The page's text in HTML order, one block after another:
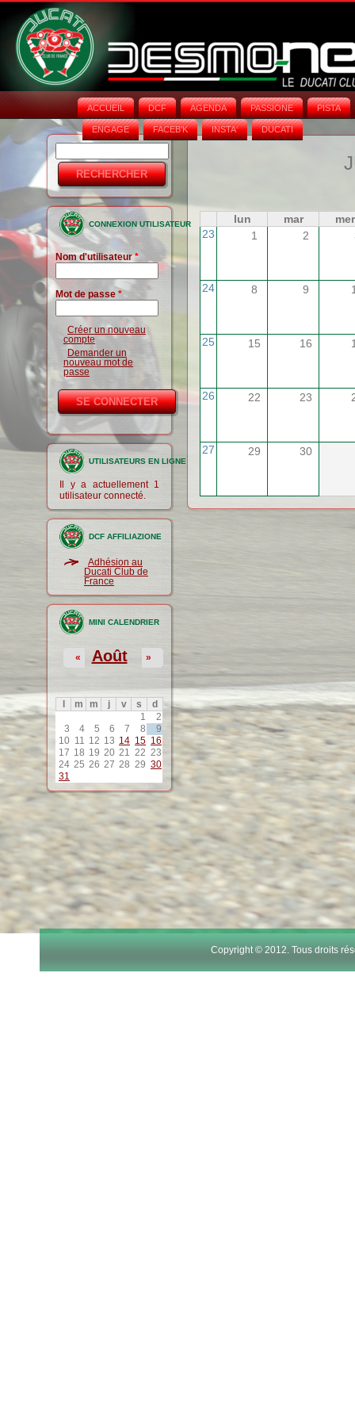
ACCUEIL DCF AGENDA PASSIONE PISTA
ENGAGE FACEB'K INSTA‘ DUCATI
Formulaire
de
recherche
CONNEXION UTILISATEUR
Nom d'utilisateur*
Mot de passe *
Créer un nouveau
compte
Demander un
nouveau mot de
passe
UTILISATEURS EN LIGNE
Il y a actuellement 1
utilisateur connecté.
DCF AFFILIAZIONE
Adhésion au
Ducati Club de
France
MINI CALENDRIER
Août
« »
m m j v s
d
1
2
3
4 5 6 7 8
9
10 11 12 13 14 15 16
17 18 19 20 21 22 23
24 25 26 27 28 29 30
31
lun mar
mer
23
1 2
24 8 9
25 15 16
26 22 23
27 29 30
Copyright © 2012. Tous droits